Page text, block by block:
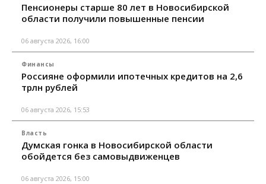
Пенсионеры старше 80 лет в Новосибирской
области получили повышенные пенсии
06 августа 2026, 16:00
Финансы
Россияне оформили ипотечных кредитов на 2,6
трлн рублей
06 августа 2026, 15:53
Власть
Думская гонка в Новосибирской области
обойдется без самовыдвиженцев
06 августа 2026, 15:00